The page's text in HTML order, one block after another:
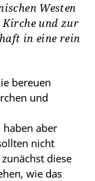
Westen
und zur
in eine rein
bereuen
und
haben aber
nicht
diese
wie das